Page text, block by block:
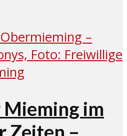
im